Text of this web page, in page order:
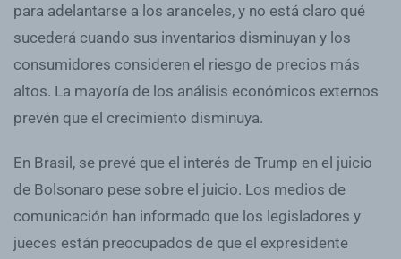
para adelantarse a los aranceles, y no está claro qué
sucederá cuando sus inventarios disminuyan y los
consumidores consideren el riesgo de precios más
altos. La mayoría de los análisis económicos externos
prevén que el crecimiento disminuya.
En Brasil, se prevé que el interés de Trump en el juicio
de Bolsonaro pese sobre el juicio. Los medios de
comunicación han informado que los legisladores y
jueces están preocupados de que el expresidente